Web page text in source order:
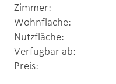
Zimmer:
Wohnfläche:
Nutzfläche:
Verfügbar ab:
Preis: